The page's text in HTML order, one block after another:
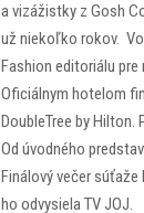
a vizážistky z Gosh
už niekoľko rokov.
Fashion editoriálu pre
Oficiálnym hotelom
DoubleTree by
Od úvodného
Finálový večer
ho odvysiela TV JOJ.